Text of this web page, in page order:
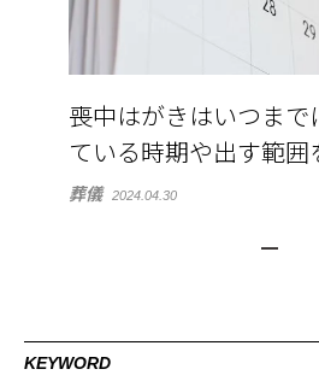
喪中はがきはいつまで
ている時期や出す範囲
葬儀 2024.04.30
KEYWORD